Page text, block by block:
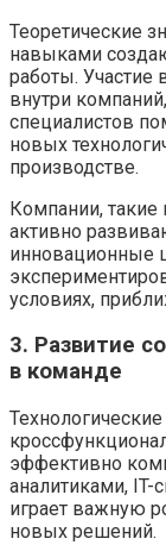
Теоретические
навыками
работы. Участие
внутри
специалистов
новых
производстве.
Компании, такие
активно
инновационные
условиях,
3. Развитие
в команде
эффективно
аналитиками,
играет важную
новых решений.